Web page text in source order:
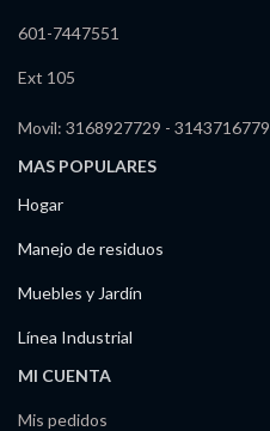
601-7447551
Ext 105
Movil: 3168927729 - 3143716779
MAS POPULARES
Hogar
Manejo de residuos
Muebles y Jardín
Línea Industrial
MI CUENTA
Mis pedidos